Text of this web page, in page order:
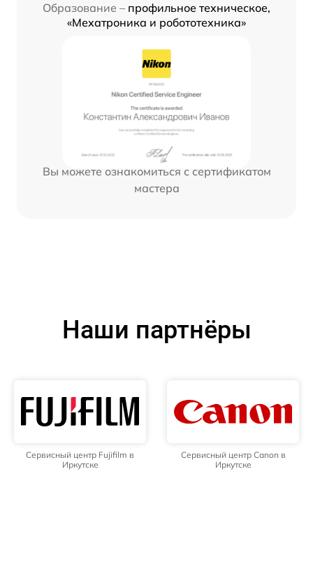
Образование – профильное техническое,
«Мехатроника и робототехника»
Вы можете ознакомиться с сертификатом
мастера
Наши партнёры
Сервисный центр Fujifilm в
Иркутске
Сервисный центр Canon в
Иркутске